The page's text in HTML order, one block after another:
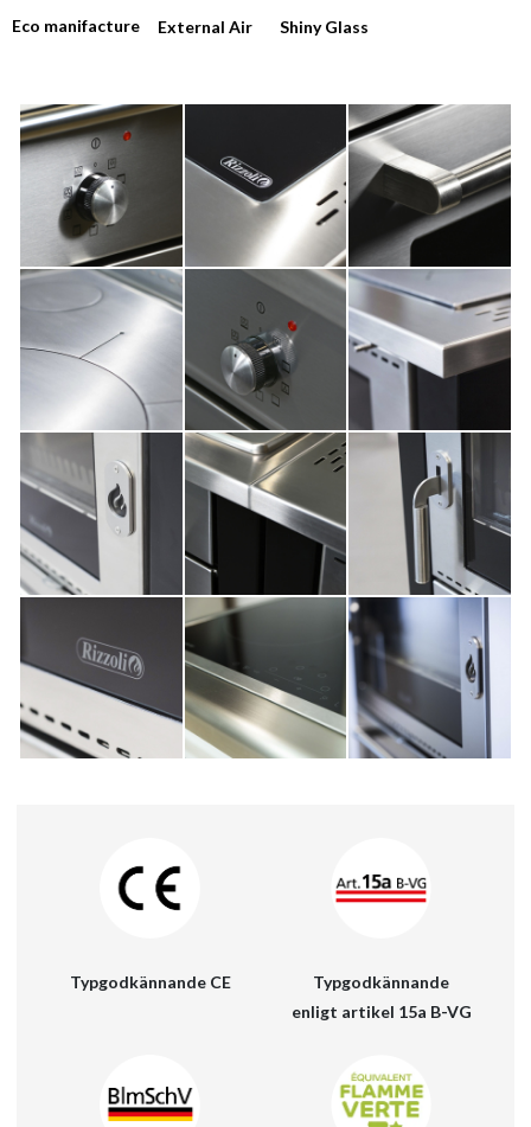
KATALOGER
NYHETER
MEDIA
KONTAKTER
BEGRÄNSAD ACCESS
Eco manifacture External Air Shiny Glass
Typgodkännande CE
Typgodkännande
enligt artikel 15a B-VG